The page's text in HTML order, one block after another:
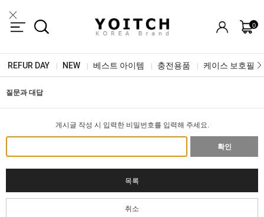
0
REFUR DAY NEW 베스트 아이템 충전용품 케이스 보호필름
질문과 대답
게시글 작성 시 입력한 비밀번호를 입력해 주세요.
확인
목록
취소